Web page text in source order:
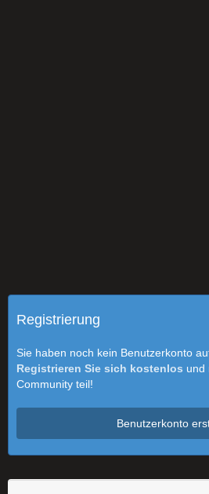
Registrierung
Sie haben noch kein Benutzerkonto
Registrieren Sie sich kostenlos und
Community teil!
Benutzerkonto